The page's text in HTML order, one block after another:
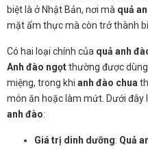
biệt là ở Nhật Bản, nơi mà quả
mặt ẩm thực mà còn trở thành
Có hai loại chính của quả anh
Anh đào ngọtthường được
miệng, trong khi anh đào chua
món ăn hoặc làm mứt. Dưới đây
anh đào:
Giá trị dinh dưỡng: Quả